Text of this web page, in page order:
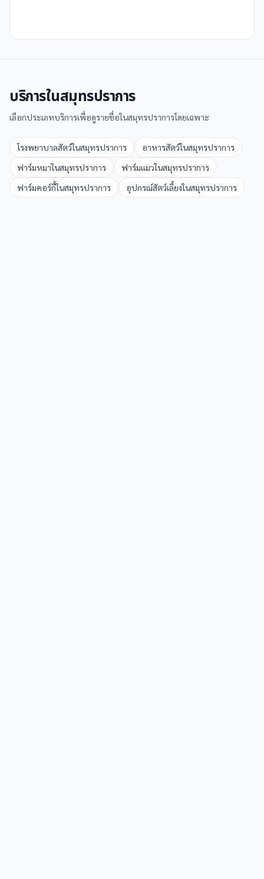
บริการในสมุทรปราการ
เลือกประเภทบริการเพื่อดูรายชื่อในสมุทรปราการโดยเฉพาะ
โรงพยาบาลสัตว์ในสมุทรปราการ อาหารสัตว์ในสมุทรปราการ
ฟาร์มหมาในสมุทรปราการ ฟาร์มแมวในสมุทรปราการ
ฟาร์มคอร์กี้ในสมุทรปราการ อุปกรณ์สัตว์เลี้ยงในสมุทรปราการ